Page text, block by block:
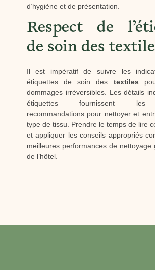
d’hygiène et de présentation.
Respect de
de soin des
Il est impératif de suivre les
étiquettes de soin des textiles
dommages irréversibles. Les détails
étiquettes fournissent les
recommandations pour nettoyer et
type de tissu. Prendre le temps de lire
et appliquer les conseils appropriés
meilleures performances de nettoyage
de l’hôtel.